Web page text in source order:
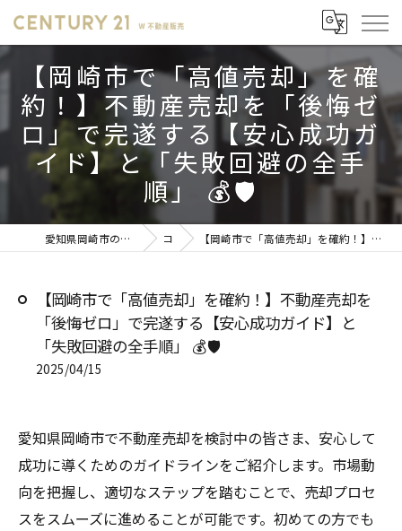
【岡崎市で「高値売却」を確
約！】不動産売却を「後悔ゼ
ロ」で完遂する【安心成功ガ
イド】と「失敗回避の全手
順」 💰🛡️
愛知県岡崎市の不動産売却ならセンチュリー21 W不動産販売 コラム 【岡崎市で「高値売却」を確約！】不動産売却を「後悔ゼロ」で完遂する【安心成功ガイド】と「失敗回避の全手順」 💰🛡️
【岡崎市で「高値売却」を確約！】不動産売却を
「後悔ゼロ」で完遂する【安心成功ガイド】と
「失敗回避の全手順」 💰🛡️
2025/04/15
愛知県岡崎市で不動産売却を検討中の皆さま、安心して
成功に導くためのガイドラインをご紹介します。市場動
向を把握し、適切なステップを踏むことで、売却プロセ
スをスムーズに進めることが可能です。初めての方でも